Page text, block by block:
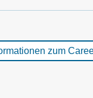
zum